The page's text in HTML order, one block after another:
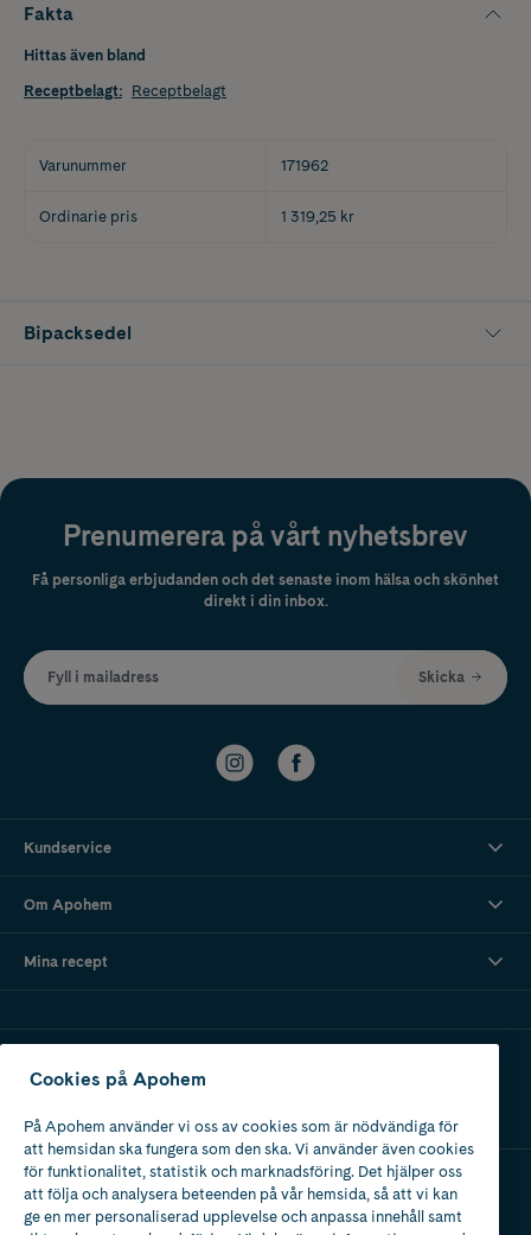
Fakta
Hittas även bland
Receptbelagt: Receptbelagt
Varunummer 171962
Ordinarie pris 1 319,25 kr
Bipacksedel
Prenumerera på vårt nyhetsbrev
Få personliga erbjudanden och det senaste inom hälsa och skönhet
direkt i din inbox.
Fyll i mailadress Skicka
Kundservice
Om Apohem
Mina recept
Apotek med tillstånd
av Läkemedelsverket
Cookies på Apohem
På Apohem använder vi oss av cookies som är nödvändiga för
att hemsidan ska fungera som den ska. Vi använder även cookies
för funktionalitet, statistik och marknadsföring. Det hjälper oss
att följa och analysera beteenden på vår hemsida, så att vi kan
ge en mer personaliserad upplevelse och anpassa innehåll samt